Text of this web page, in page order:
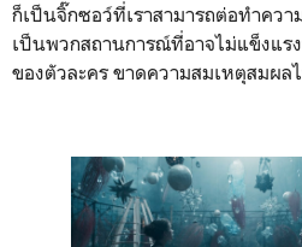
ก็เป็นจิ๊กซอว์ที่เราสามารถต่อทำควา
เป็นพวกสถานการณ์ที่อาจไม่แข็งแร
ของตัวละคร ขาดความสมเหตุสมผล